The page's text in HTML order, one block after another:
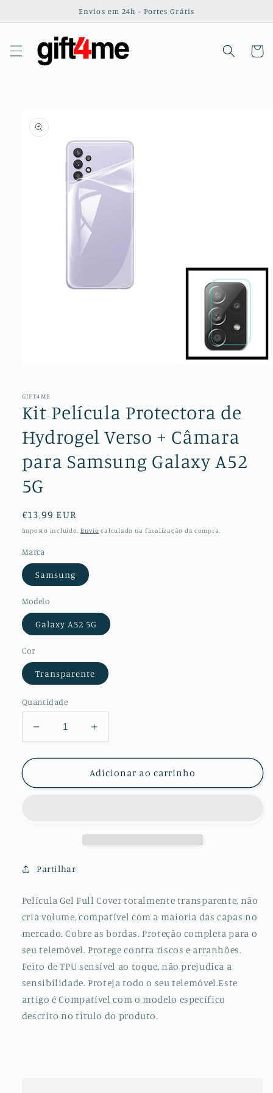
conteúdo
Envios em 24h - Portes Grátis
informação
do produto
1
modal
GIFT4ME
Kit Película Protectora de
Hydrogel Verso + Câmara
para Samsung Galaxy A52
5G
Preço
normal
€13,99 EUR
Imposto incluído. Envio calculado na finalização da compra.
Marca
Samsung
Modelo
Galaxy A52 5G
Cor
Transparente
Quantidade
Diminuir
a
quantidade
Kit
Hydrogel
+
para
Samsung
Galaxy
A52
5G
Aumentar
a
quantidade
de
Kit
Samsung
Galaxy
A52
5G
Adicionar ao carrinho
Partilhar
Película Gel Full Cover totalmente transparente, não
cria volume, compatível com a maioria das capas no
mercado. Cobre as bordas. Proteção completa para o
seu telemóvel. Protege contra riscos e arranhões.
Feito de TPU sensível ao toque, não prejudica a
sensibilidade. Proteja todo o seu telemóvel.Este
artigo é Compatível com o modelo específico
descrito no título do produto.